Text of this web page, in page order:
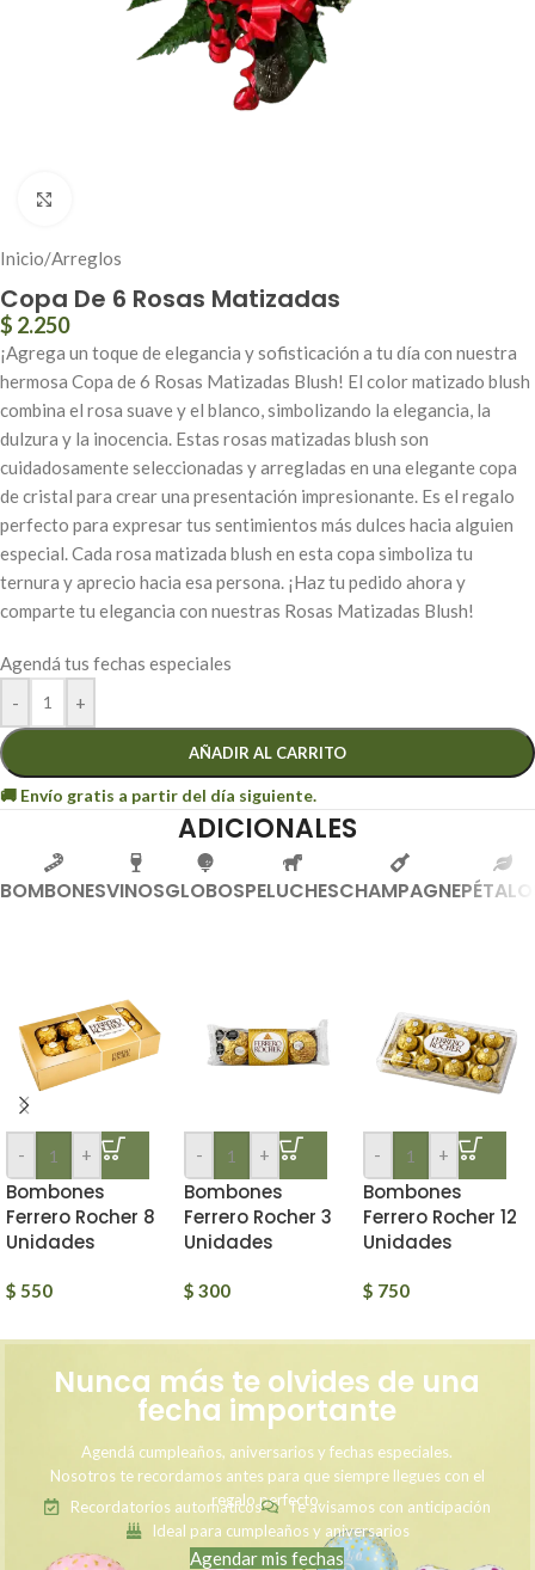
Inicio/Arreglos
Copa De 6 Rosas Matizadas
$ 2.250
¡Agrega un toque de elegancia y sofisticación a tu día con nuestra
hermosa Copa de 6 Rosas Matizadas Blush! El color matizado blush
combina el rosa suave y el blanco, simbolizando la elegancia, la
dulzura y la inocencia. Estas rosas matizadas blush son
cuidadosamente seleccionadas y arregladas en una elegante copa
de cristal para crear una presentación impresionante. Es el regalo
perfecto para expresar tus sentimientos más dulces hacia alguien
especial. Cada rosa matizada blush en esta copa simboliza tu
ternura y aprecio hacia esa persona. ¡Haz tu pedido ahora y
comparte tu elegancia con nuestras Rosas Matizadas Blush!
Agendá tus fechas especiales
-
+
AÑADIR AL CARRITO
ADICIONALES
BOMBONESVINOSGLOBOSPELUCHESCHAMPAGNE
- +
Bombones
Ferrero Rocher 8
Unidades
$ 550
- +
Bombones
Ferrero Rocher 3
Unidades
$ 300
- +
Bombones
Ferrero Rocher 12
Unidades
$ 750
Nunca más te olvides de una
fecha importante
Agendá cumpleaños, aniversarios y fechas especiales.
Nosotros te recordamos antes para que siempre llegues con el
regalo perfecto.
Recordatorios automáticos
Te avisamos con anticipación
Ideal para cumpleaños y aniversarios
Agendar mis fechas